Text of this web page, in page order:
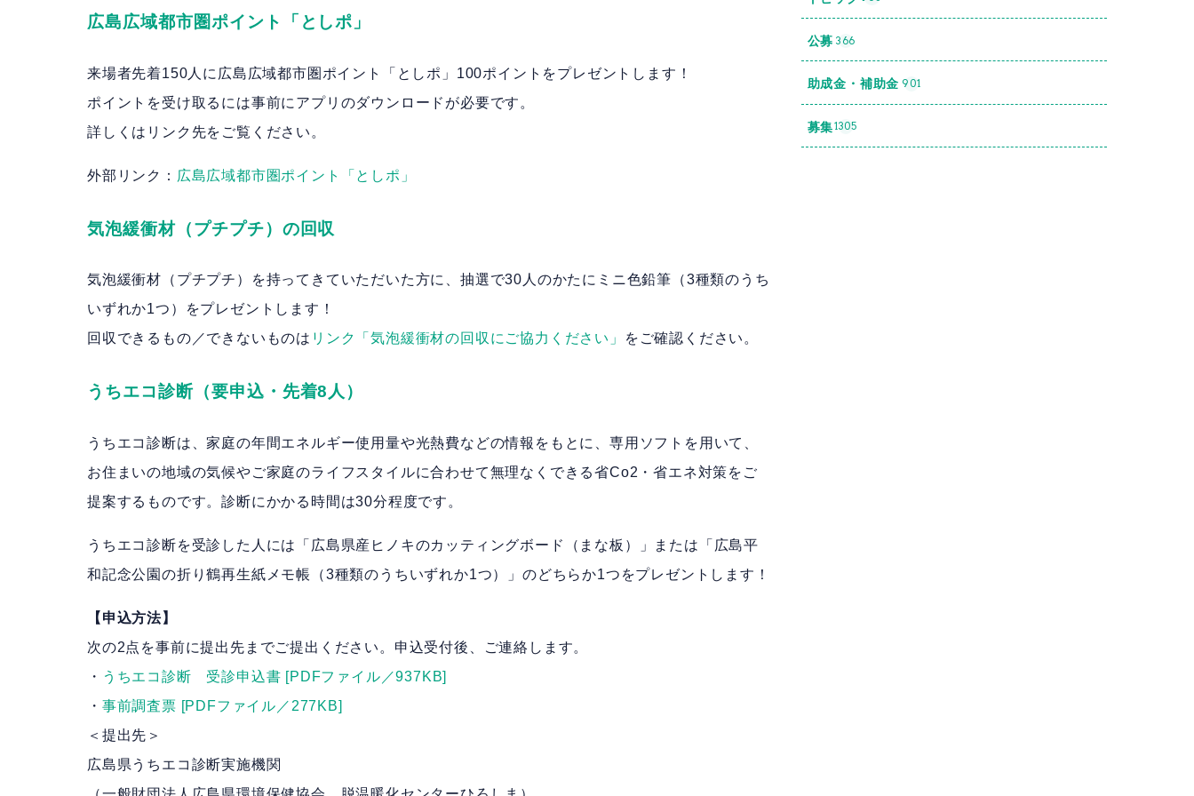
広島広域都市圏ポイント「としポ」
来場者先着150人に広島広域都市圏ポイント「としポ」100ポイントをプレゼントします！
ポイントを受け取るには事前にアプリのダウンロードが必要です。
詳しくはリンク先をご覧ください。
外部リンク： 広島広域都市圏ポイント「としポ」
気泡緩衝材（プチプチ）の回収
気泡緩衝材（プチプチ）を持ってきていただいた方に、抽選で30人のかたにミニ色鉛筆（3種類のうち
いずれか1つ）をプレゼントします！
回収できるもの／できないものは リンク「気泡緩衝材の回収にご協力ください」​ をご確認ください。
うちエコ診断（要申込・先着8人）
うちエコ診断は、家庭の年間エネルギー使用量や光熱費などの情報をもとに、専用ソフトを用いて、
お住まいの地域の気候やご家庭のライフスタイルに合わせて無理なくできる省Co2・省エネ対策をご
提案するものです。診断にかかる時間は30分程度です。
うちエコ診断を受診した人には「広島県産ヒノキのカッティングボード（まな板）」または「広島平
和記念公園の折り鶴再生紙メモ帳（3種類のうちいずれか1つ）」のどちらか1つをプレゼントします！
【申込方法】
次の2点を事前に提出先までご提出ください。申込受付後、ご連絡します。
・ うちエコ診断 受診申込書 [PDFファイル／937KB]
・ 事前調査票 [PDFファイル／277KB]
＜提出先＞
広島県うちエコ診断実施機関
公募 366
助成金・補助金 901
募集1305